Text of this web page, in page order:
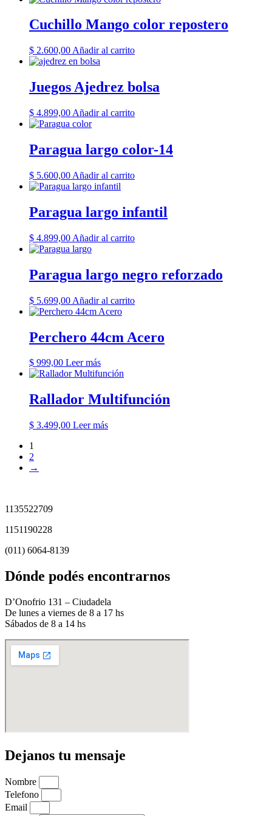
Cuchillo Mango color repostero
$ 2.600,00 Añadir al carrito
Juegos Ajedrez bolsa
$ 4.899,00 Añadir al carrito
Paragua largo color-14
$ 5.600,00 Añadir al carrito
Paragua largo infantil
$ 4.899,00 Añadir al carrito
Paragua largo negro reforzado
$ 5.699,00 Añadir al carrito
Perchero 44cm Acero
$ 999,00 Leer más
Rallador Multifunción
$ 3.499,00 Leer más
1
2
→
1135522709
1151190228
(011) 6064-8139
Dónde podés encontrarnos
D’Onofrio 131 – Ciudadela
De lunes a viernes de 8 a 17 hs
Sábados de 8 a 14 hs
Dejanos tu mensaje
Nombre
Telefono
Email